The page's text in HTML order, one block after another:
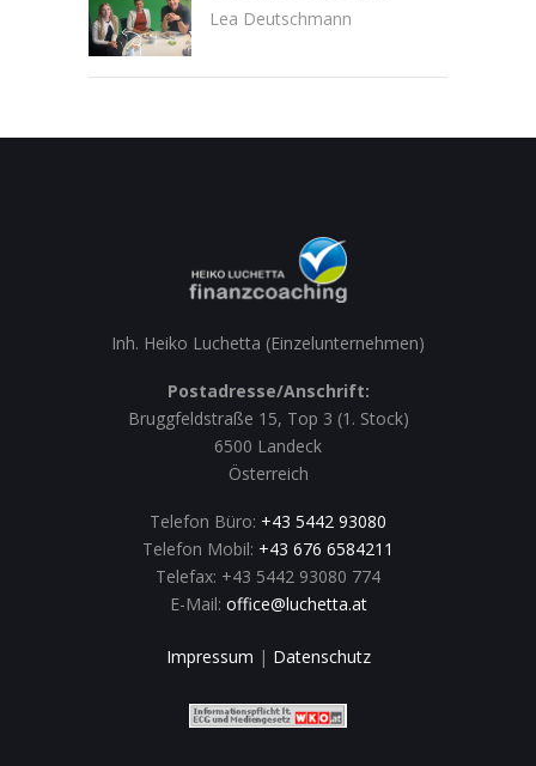
Lea Deutschmann
Inh. Heiko Luchetta (Einzelunternehmen)
Postadresse/Anschrift:
Bruggfeldstraße 15, Top 3 (1. Stock)
6500 Landeck
Österreich
Telefon Büro: +43 5442 93080
Telefon Mobil: +43 676 6584211
Telefax: +43 5442 93080 774
E-Mail: office@luchetta.at
Impressum | Datenschutz